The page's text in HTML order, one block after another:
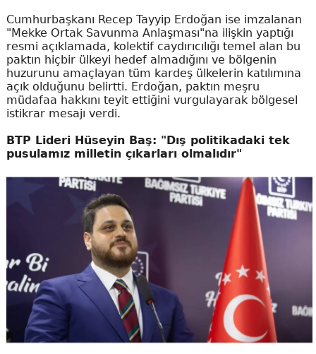
Cumhurbaşkanı Recep Tayyip Erdoğan ise imzalanan
"Mekke Ortak Savunma Anlaşması"na ilişkin yaptığı
resmi açıklamada, kolektif caydırıcılığı temel alan bu
paktın hiçbir ülkeyi hedef almadığını ve bölgenin
huzurunu amaçlayan tüm kardeş ülkelerin katılımına
açık olduğunu belirtti. Erdoğan, paktın meşru
müdafaa hakkını teyit ettiğini vurgulayarak bölgesel
istikrar mesajı verdi.
BTP Lideri Hüseyin Baş: "Dış politikadaki tek
pusulamız milletin çıkarları olmalıdır"